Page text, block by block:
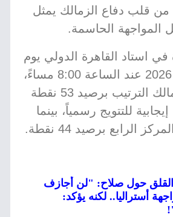
من قلب دفاع الزمالك يمثل
المواجهة الحاسمة.
في استاد القاهرة الدولي يوم
الأربعاء 20 مايو 2026 عند الساعة 8:00 مساءً،
حيث يتصدر الزمالك الترتيب برصيد 53 نقطة
للتتويج رسمياً، بينما
الرابع برصيد 44 نقطة.
حول صلاح: "لن أجازف
أستراليا.. لكنه يؤكد: